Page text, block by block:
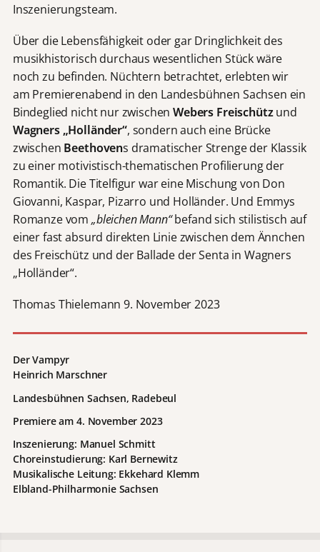
Inszenierungsteam.
Über die Lebensfähigkeit oder gar Dringlichkeit des
musikhistorisch durchaus wesentlichen Stück wäre
noch zu befinden. Nüchtern betrachtet, erlebten wir
am Premierenabend in den Landesbühnen Sachsen ein
Bindeglied nicht nur zwischenWebers Freischützund
Wagners „Holländer“, sondern auch eine Brücke
zwischen Beethovens dramatischer Strenge der Klassik
zu einer motivistisch-thematischen Profilierung der
Romantik. Die Titelfigur war eine Mischung von Don
Giovanni, Kaspar, Pizarro und Holländer. Und Emmys
Romanze vom „bleichen Mann“befand sich stilistisch auf
einer fast absurd direkten Linie zwischen dem Ännchen
des Freischütz und der Ballade der Senta in Wagners
„Holländer“.
Thomas Thielemann 9. November 2023
Der Vampyr
Heinrich Marschner
Landesbühnen Sachsen, Radebeul
Premiere am 4. November 2023
Inszenierung: Manuel Schmitt
Choreinstudierung: Karl Bernewitz
Musikalische Leitung: Ekkehard Klemm
Elbland-Philharmonie Sachsen